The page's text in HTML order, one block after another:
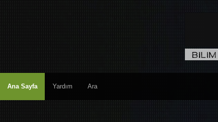
Ana Sayfa Yardım Ara